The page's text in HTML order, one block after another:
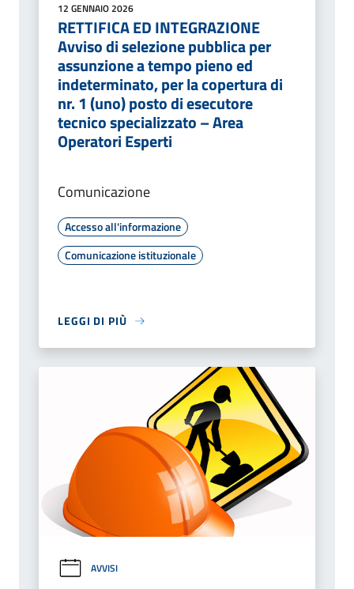
12 GENNAIO 2026
RETTIFICA ED INTEGRAZIONE
Avviso di selezione pubblica per
assunzione a tempo pieno ed
indeterminato, per la copertura di
nr. 1 (uno) posto di esecutore
tecnico specializzato – Area
Operatori Esperti
Comunicazione
Accesso all'informazione
Comunicazione istituzionale
LEGGI DI PIÙ
AVVISI